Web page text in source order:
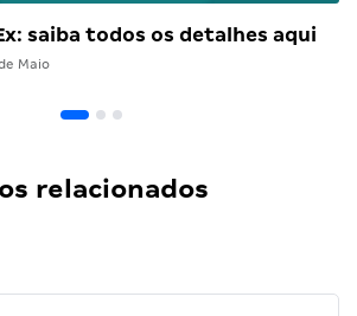
saiba todos os detalhes aqui
Maio
relacionados